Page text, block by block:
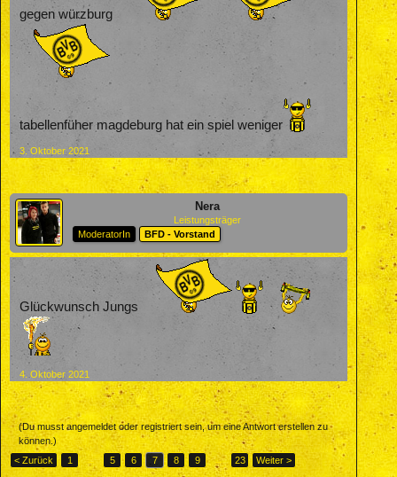
gegen würzburg
tabellenfüher magdeburg hat ein spiel weniger
3. Oktober 2021
Nera
Leistungsträger
ModeratorIn
BFD - Vorstand
Glückwunsch Jungs
4. Oktober 2021
(Du musst angemeldet oder registriert sein, um eine Antwort erstellen zu
können.)
< Zurück
1 ← 5 6 7 8 9 → 23 Weiter >